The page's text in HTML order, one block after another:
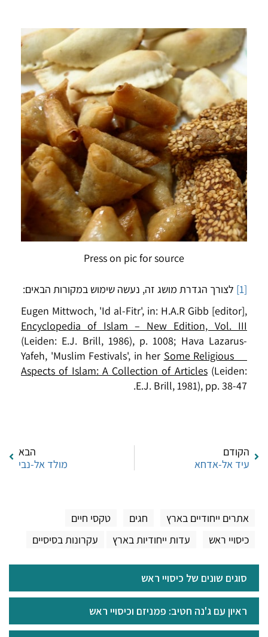
Press on pic for source
[1]
לצורך הגדרת מושג זה, נעשה שימוש במקורות הבאים:
Eugen Mittwoch, 'Id al-Fitr', in: H.A.R Gibb [editor],
Encyclopedia of Islam – New Edition, Vol. III
(Leiden: E.J. Brill, 1986), p. 1008; Hava Lazarus-
Yafeh, 'Muslim Festivals', in her Some Religious
Aspects of Islam: A Collection of Articles(Leiden:
E.J. Brill, 1981), pp. 38-47.
הקודם
עיד אל-אדחא
הבא
מולד אל-נבי
אתרים ייחודיים בארץ חגים
טקסי חיים
כיסויי ראש
עדות ייחודיות בארץ עקרונות בסיסיים
סוגים שונים של כיסויי ראש
ראיון עם ג'נה חטיב: פמניזם וכיסויי ראש